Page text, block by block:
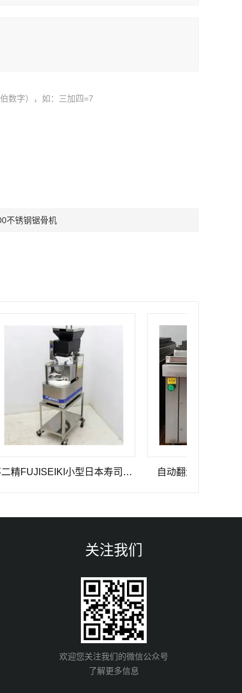
数字），如：三加四=7
不锈钢锯骨机
不二精FUJISEIKI小型日本寿司三角饭团机 自动翻滚章鱼小丸子小食
关注我们
欢迎您关注我们的微信公众号
了解更多信息